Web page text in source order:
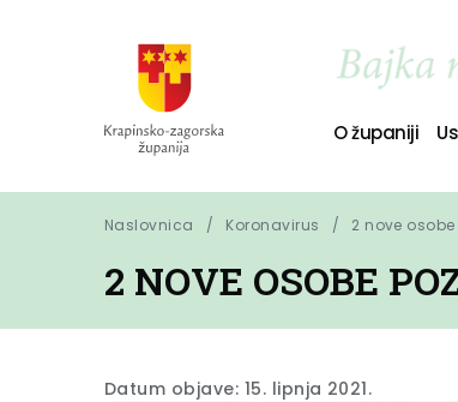
O županiji
Naslovnica Koronavirus 2 nove
2 NOVE OSOBE
Datum objave: 15. lipnja 2021.